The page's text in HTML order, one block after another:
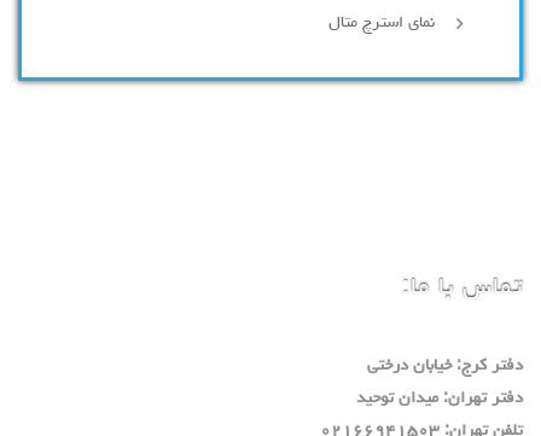
نمای استرچ متال
تماس با ما:
دفتر كرج: خيابان درختي
دفتر تهران: ميدان توحيد
تلفن تهران: ٠٢١٦٦٩٤١٥٠٣